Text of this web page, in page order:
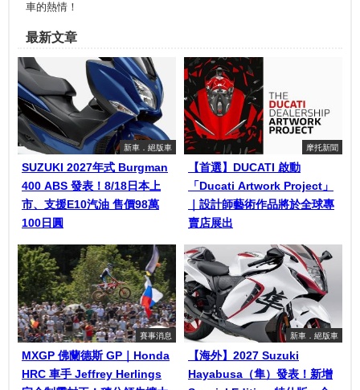
車的熱情！
最新文章
新車．絕版車
SUZUKI 2027年式 Burgman
400 ABS 發表！8/18日本上
市、支援E10汽油 售價98萬
100日圓
摩托新聞
【首選】DUCATI 啟動
「Ducati Artwork Project」
｜設計師藝術作品將於全球專
賣店展出
賽事消息
MXGP 佛蘭德斯 GP｜Honda
HRC 車手 Jeffrey Herlings
新車．絕版車
【海外】2027 Suzuki
Hayabusa（隼）發表！新增